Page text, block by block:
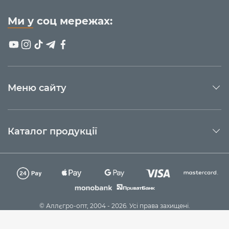
Меню сайту
Каталог продукції
Ми у соц мережах:
© Аллєгро-опт, 2004 - 2026. Усі права захищені.